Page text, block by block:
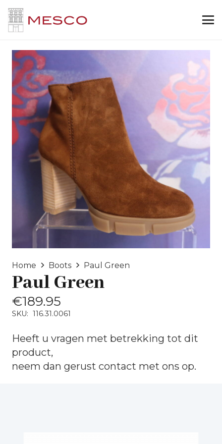
Home Boots Paul Green
Paul Green
€189.95
SKU: 116.31.0061
Heeft u vragen met betrekking tot dit
product,
neem dan gerust contact met ons op.